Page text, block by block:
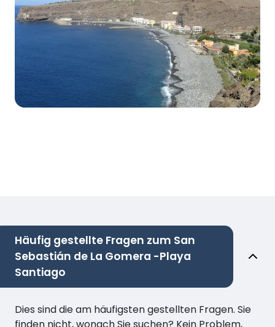
Häufig gestellte Fragen zum San
Sebastián de La Gomera -Playa
Santiago
Dies sind die am häufigsten gestellten Fragen. Sie